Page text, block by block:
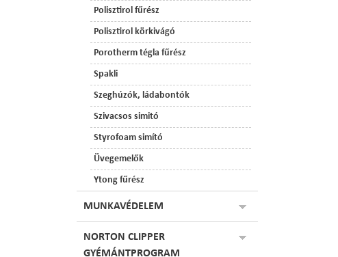
Polisztirol fűrész
Polisztirol körkivágó
Porotherm tégla fűrész
Spakli
Szeghúzók, ládabontók
Szivacsos simitó
Styrofoam simító
Üvegemelők
Ytong fűrész
MUNKAVÉDELEM
NORTON CLIPPER
GYÉMÁNTPROGRAM